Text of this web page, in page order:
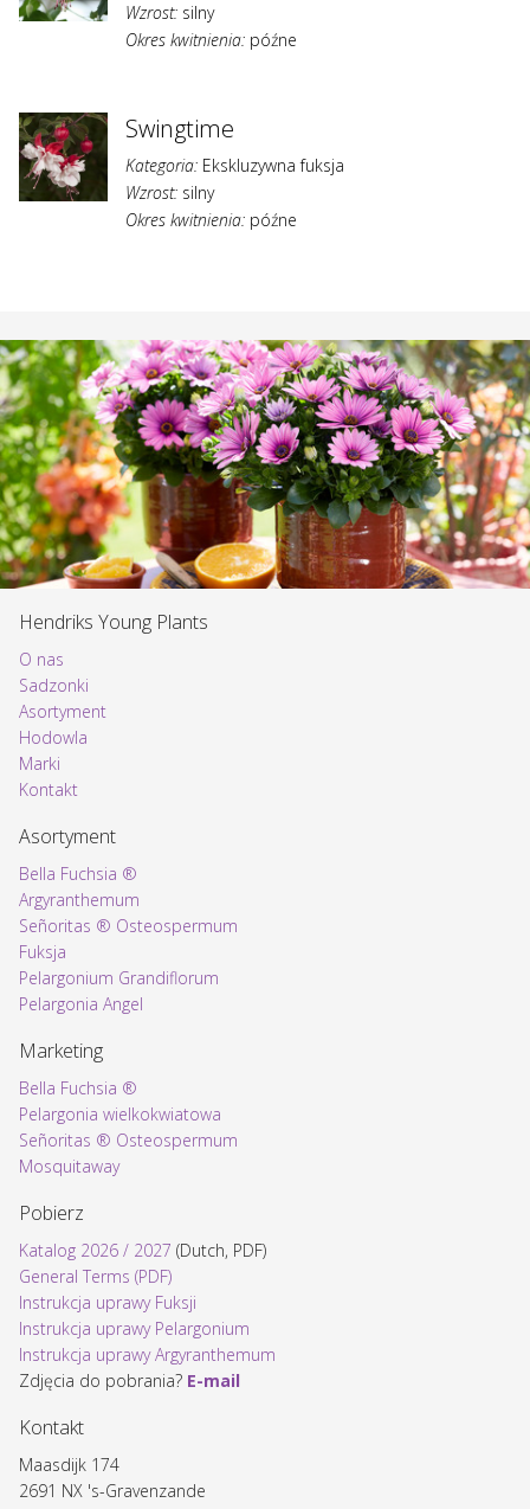
Wzrost: silny
Okres kwitnienia: późne
Swingtime
Kategoria: Ekskluzywna fuksja
Wzrost: silny
Okres kwitnienia: późne
Hendriks Young Plants
O nas
Sadzonki
Asortyment
Voorpagina
Hodowla
Marki
Kontakt
Asortyment
Bella Fuchsia ®
Argyranthemum
Señoritas ® Osteospermum
Fuksja
Pelargonium Grandiflorum
Pelargonia Angel
Marketing
Bella Fuchsia ®
Pelargonia wielkokwiatowa
Señoritas ® Osteospermum
Mosquitaway
Pobierz
Katalog 2026 / 2027 (Dutch, PDF)
General Terms (PDF)
Instrukcja uprawy Fuksji
Instrukcja uprawy Pelargonium
Instrukcja uprawy Argyranthemum
Zdjęcia do pobrania? E-mail
Kontakt
Maasdijk 174
2691 NX 's-Gravenzande